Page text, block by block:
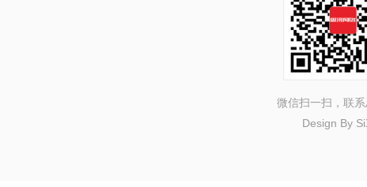
微信扫一扫，联
Design By